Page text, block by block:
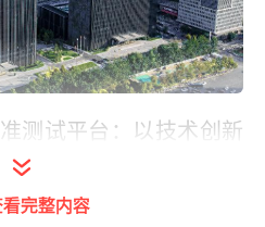
测试平台：以技术创新
质量防线。为满足产品
准提升等多样的客户需
完整内容